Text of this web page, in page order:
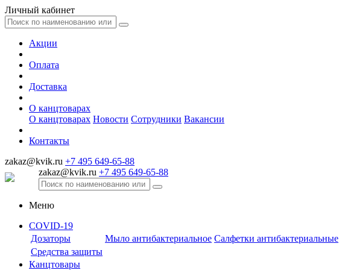
Личный кабинет
Акции
Оплата
Доставка
О канцтоварах
О канцтоварах Новости Сотрудники Вакансии
Контакты
zakaz@kvik.ru +7 495 649-65-88
zakaz@kvik.ru +7 495 649-65-88
Меню
COVID-19
Дозаторы
Мыло антибактериальное Салфетки антибактериальные
Средства защиты
Канцтовары